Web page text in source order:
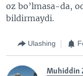
oz bo’lmasa-da,
bildirmaydi.
Ulashing
Muhiddin